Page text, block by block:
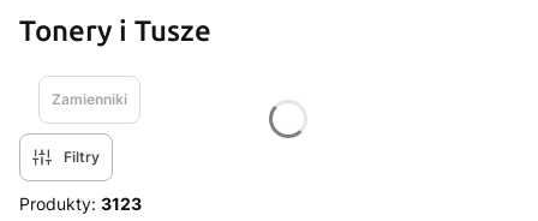
Tonery i Tusze
Zamienniki
Filtry
Produkty: 3123